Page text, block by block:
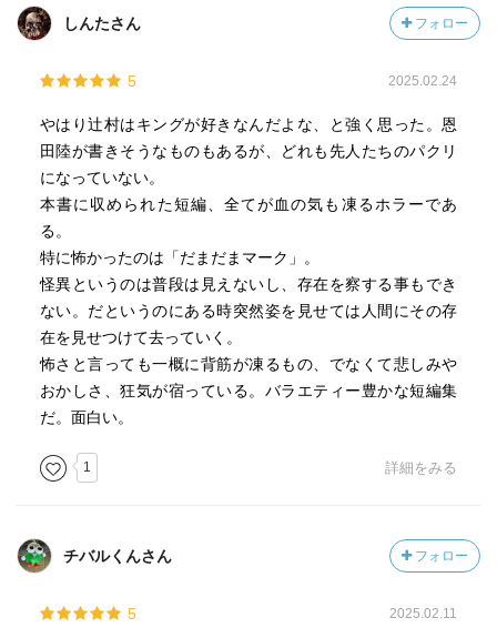
現代社会を鋭く斬る「噂地図」。その境遇は安らぎか、
ップ」。最後に、怖いながらも切ない、いかにも辻村さん
らしい1編で幕を閉じる。終わりのない苦しみに、救いの手
はあるか。
掌編からやや長いものまで色々だが、感服させられた。
る。懐かしいかと思えば牙を剥き、また心をぎゅっと掴
む。割り切れない謎を残してこその怪談だが、ミステリー
ばかり読んでいると、オチがないと感じがちである。そん
な僕でも、本作には脱帽だ。読んでよかった。
しんたさん フォロー
5 2025.02.24
やはり辻村はキングが好きなんだよな、と強く思った。恩
田陸が書きそうなものもあるが、どれも先人たちのパクリ
になっていない。
本書に収められた短編、全てが血の気も凍るホラーであ
る。
特に怖かったのは「だまだまマーク」。
怪異というのは普段は見えないし、存在を察する事もでき
ない。だというのにある時突然姿を見せては人間にその存
在を見せつけて去っていく。
怖さと言っても一概に背筋が凍るもの、でなくて悲しみや
おかしさ、狂気が宿っている。バラエティー豊かな短編集
だ。面白い。
1 詳細をみる
チバルくんさん フォロー
5 2025.02.11